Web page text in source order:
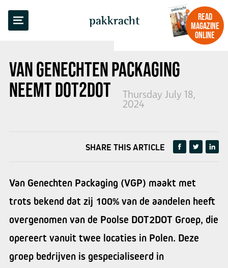
pakkracht
READ
MAGAZINE
ONLINE
VAN GENECHTEN PACKAGING
NEEMT DOT2DOT SA OVER
Thursday July 18,
2024
BACK TO OVERVIEW
SHARE THIS ARTICLE
Van Genechten Packaging (VGP) maakt met
trots bekend dat zij 100% van de aandelen heeft
overgenomen van de Poolse DOT2DOT Groep, die
opereert vanuit twee locaties in Polen. Deze
groep bedrijven is gespecialiseerd in